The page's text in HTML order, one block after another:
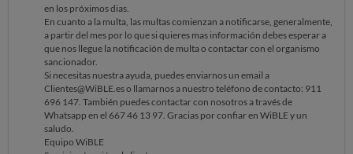
Ante esta situación, solicito a la empresa Wible por correo electrónico
me envíen evidencias de:
1. Ubicación exacta de finalización de mi viaje con el vehículo motivo
de la infracción.
2. La sanción por parte de la Autoridad por aparcar en la zona motivo
de infracción
3. La sanción por parte de la Autoridad por retirada del vehículo al
depósito municipal. En esta debe figurar el desglose por días que ha
en los próximos dias.
En cuanto a la multa, las multas comienzan a notificarse, generalmente,
a partir del mes por lo que si quieres mas información debes esperar a
que nos llegue la notificación de multa o contactar con el organismo
sancionador.
Si necesitas nuestra ayuda, puedes enviarnos un email a
Clientes@WiBLE.es o llamarnos a nuestro teléfono de contacto: 911
696 147. También puedes contactar con nosotros a través de
Whatsapp en el 667 46 13 97. Gracias por confiar en WiBLE y un
saludo.
Equipo WiBLE